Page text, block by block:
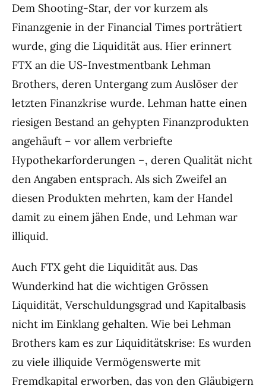
Dem Shooting-Star, der vor kurzem als
Finanzgenie in der Financial Times porträtiert
wurde, ging die Liquidität aus. Hier erinnert
FTX an die US-Investmentbank Lehman
Brothers, deren Untergang zum Auslöser der
letzten Finanzkrise wurde. Lehman hatte einen
riesigen Bestand an gehypten Finanzprodukten
angehäuft – vor allem verbriefte
Hypothekarforderungen –, deren Qualität nicht
den Angaben entsprach. Als sich Zweifel an
diesen Produkten mehrten, kam der Handel
damit zu einem jähen Ende, und Lehman war
illiquid.
Auch FTX geht die Liquidität aus. Das
Wunderkind hat die wichtigen Grössen
Liquidität, Verschuldungsgrad und Kapitalbasis
nicht im Einklang gehalten. Wie bei Lehman
Brothers kam es zur Liquiditätskrise: Es wurden
zu viele illiquide Vermögenswerte mit
Fremdkapital erworben, das von den Gläubigern